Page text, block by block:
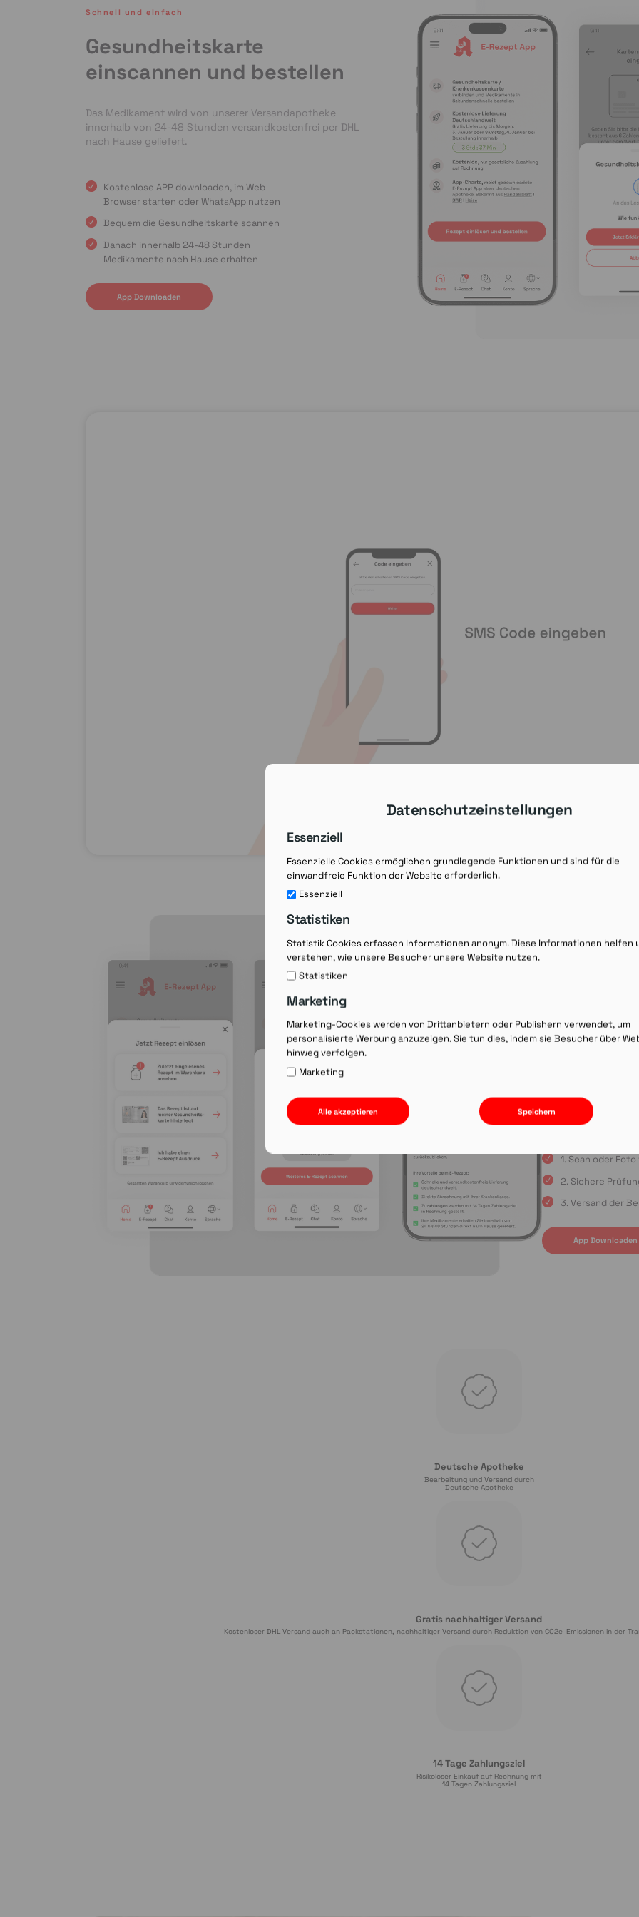
Schnell und einfach
Gesundheitskarte
einscannen und bestellen
Das Medikament wird von unserer Versandapotheke
innerhalb von 24-48 Stunden versandkostenfrei per DHL
nach Hause geliefert.
Kostenlose APP downloaden, im Web
Browser starten oder WhatsApp nutzen
Bequem die Gesundheitskarte scannen
Danach innerhalb 24-48 Stunden
Medikamente nach Hause erhalten
App Downloaden
Rezept-Ausdruck
Rezept-
Wir laden Sie ein,
Rezepte schnell
oder die
sind Sie immer in
Apple App Store
uns auf Ihre
1. Scan oder
2. Sichere
3. Versand der
App Downloaden
Deutsche Apotheke
Bearbeitung und Versand durch
Deutsche Apotheke
Gratis nachhaltiger Versand
Kostenloser DHL Versand auch an Packstationen, nachhaltiger Versand durch Reduktion von CO2e-Emissionen in der
14 Tage Zahlungsziel
Risikoloser Einkauf auf Rechnung mit
14 Tagen Zahlungsziel
Datenschutzeinstellungen
Essenziell
Essenzielle Cookies ermöglichen grundlegende Funktionen und sind für die
einwandfreie Funktion der Website erforderlich.
Essenziell
Statistiken
Statistik Cookies erfassen Informationen anonym. Diese Informationen helfen
verstehen, wie unsere Besucher unsere Website nutzen.
Statistiken
Marketing
Marketing-Cookies werden von Drittanbietern oder Publishern verwendet, um
personalisierte Werbung anzuzeigen. Sie tun dies, indem sie Besucher über
hinweg verfolgen.
Marketing
Alle akzeptieren Speichern